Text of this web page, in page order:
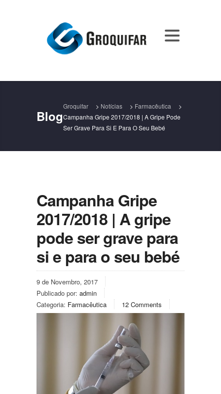
Blog
Groquifar > Notícias > Farmacêutica
>
Campanha Gripe 2017/2018 | A Gripe Pode
Ser Grave Para Si E Para O Seu Bebé
Campanha Gripe
2017/2018 | A gripe
pode ser grave para
si e para o seu bebé
9 de Novembro, 2017
Publicado por: admin
Categoria: Farmacêutica 12 Comments